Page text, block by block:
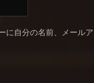
に自分の名前、メール